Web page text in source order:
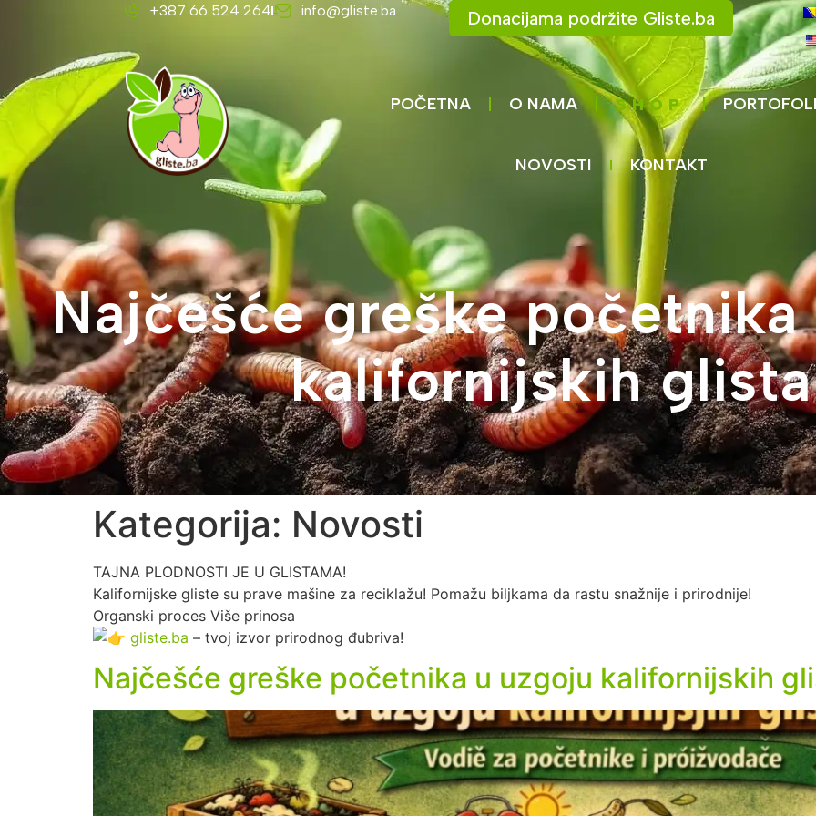
+387 66 524 264 info@gliste.ba Donacijama podržite Gliste.ba
POČETNA O NAMA SHOP
NOVOSTI KONTAKT
Najčešće greške
kalifornijskih glista
Kategorija: Novosti
TAJNA PLODNOSTI JE U GLISTAMA!
Kalifornijske gliste su prave mašine za reciklažu! Pomažu biljkama da rastu snažnije i prirodnije!
Organski proces Više prinosa
gliste.ba – tvoj izvor prirodnog đubriva!
Najčešće greške početnika u uzgoju kalifornijskih